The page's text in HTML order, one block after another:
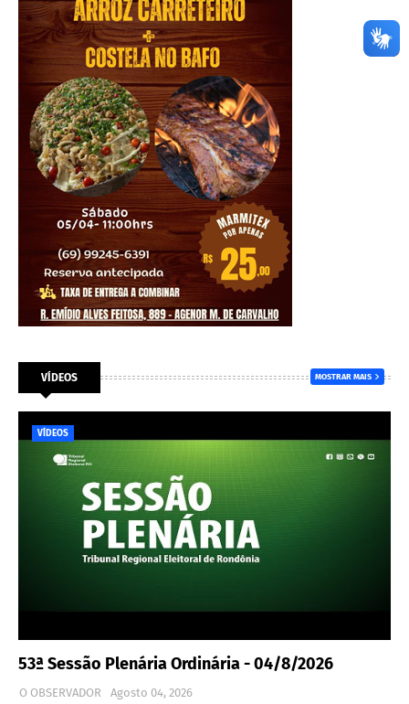
VÍDEOS MOSTRAR MAIS
VÍDEOS
53ª Sessão Plenária Ordinária - 04/8/2026
O OBSERVADOR
Agosto 04, 2026